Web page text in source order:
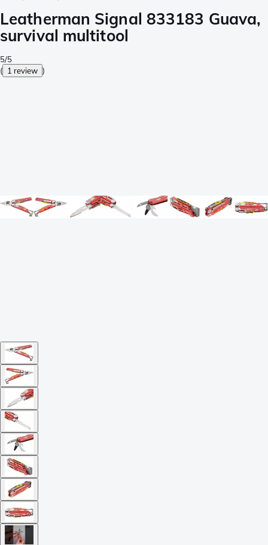
Leatherman Signal 833183 Guava,
survival multitool
5/5
( 1 review )